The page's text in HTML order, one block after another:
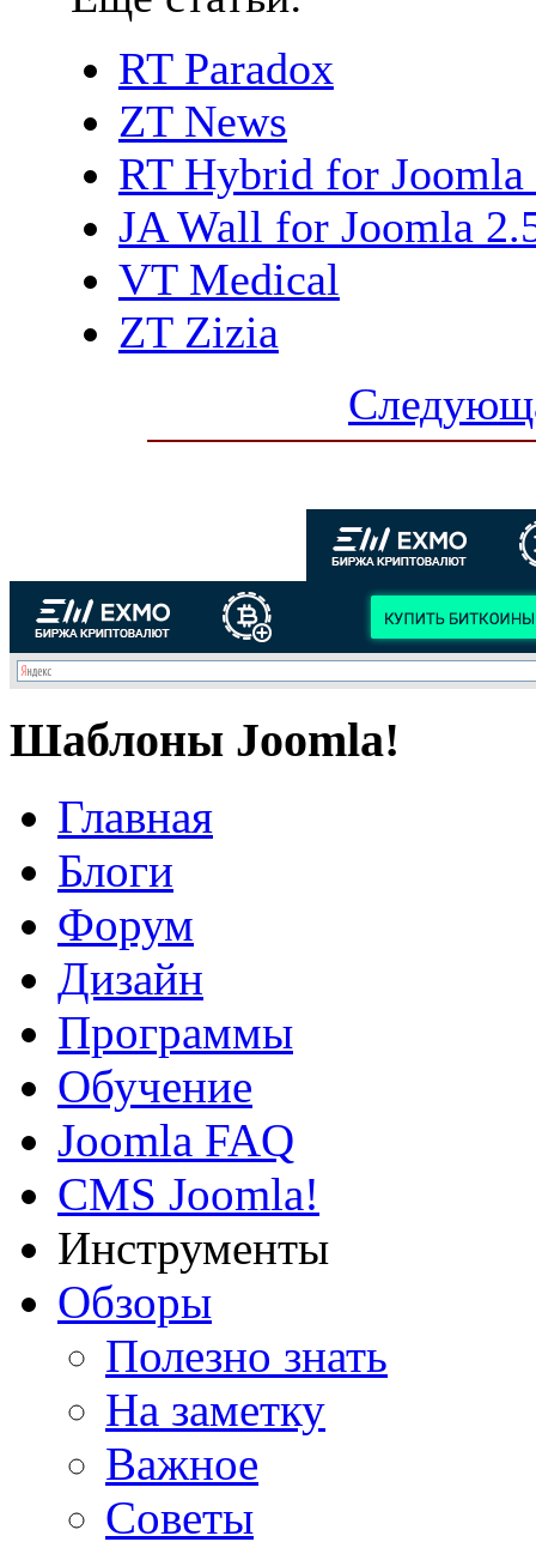
RT Paradox
ZT News
RT Hybrid for Joomla
JA Wall for Joomla
VT Medical
ZT Zizia
Шаблоны Joomla!
Главная
Блоги
Форум
Дизайн
Программы
Обучение
Joomla FAQ
CMS Joomla!
Инструменты
Обзоры
Полезно знать
На заметку
Важное
Советы